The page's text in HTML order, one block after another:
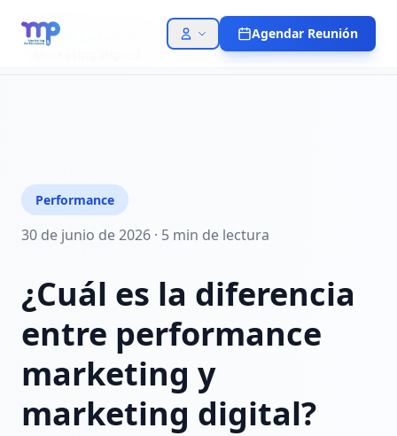
Blog
Cual Es La Diferencia Entre Performance Marketing Y
Agendar Reunión
Performance
30 de junio de 2026 · 5 min de lectura
¿Cuál es la diferencia
entre performance
marketing y
marketing digital?